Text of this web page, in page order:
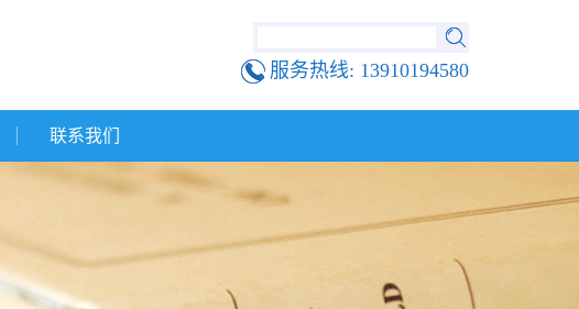
服务热线: 13910194580
联系我们